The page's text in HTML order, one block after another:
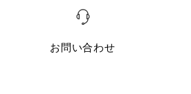
お問い合わせ